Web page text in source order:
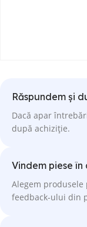
Răspundem și
Dacă apar
după achiziție.
Vindem piese
Alegem produsele
feedback-ului din